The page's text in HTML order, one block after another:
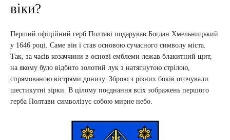
віки?
Перший офіційний герб Полтаві подарував Богдан Хмельницький
у 1646 році. Саме він і став основою сучасного символу міста.
Так, за часів козаччини в основі емблеми лежав блакитний щит,
на якому було відбито золотий лук з натягнутою стрілою,
спрямованою вістрями донизу. Зброю з різних боків оточували
шестикутні зірки. В цілому поєднання всіх зображень першого
герба Полтави символізує собою мирне небо.